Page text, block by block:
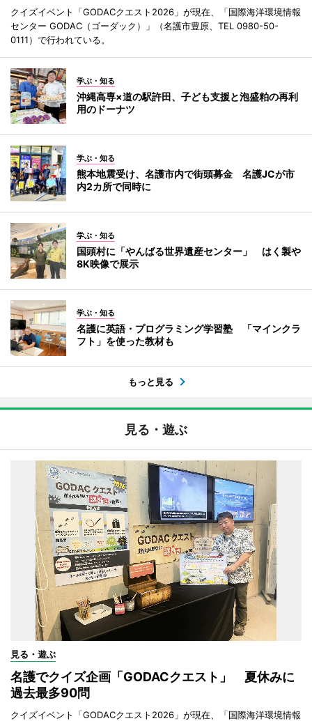
クイズイベント「GODACクエスト2026」が現在、「国際海洋環境情報
センター GODAC（ゴーダック）」（名護市豊原、TEL 0980-50-
0111）で行われている。
学ぶ・知る
沖縄高専×道の駅許田、子ども支援と泡盛粕の再利
用のドーナツ
学ぶ・知る
熊本地震受け、名護市内で街頭募金 名護JCが市
内2カ所で同時に
学ぶ・知る
国頭村に「やんばる世界遺産センター」 はく製や
8K映像で展示
学ぶ・知る
名護に英語・プログラミング学習塾 「マインクラ
フト」を使った教材も
もっと見る
見る・遊ぶ
見る・遊ぶ
名護でクイズ企画「GODACクエスト」 夏休みに
過去最多90問
クイズイベント「GODACクエスト2026」が現在、「国際海洋環境情報